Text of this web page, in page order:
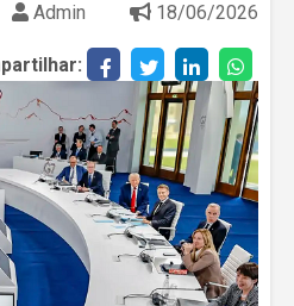
Admin 18/06/2026